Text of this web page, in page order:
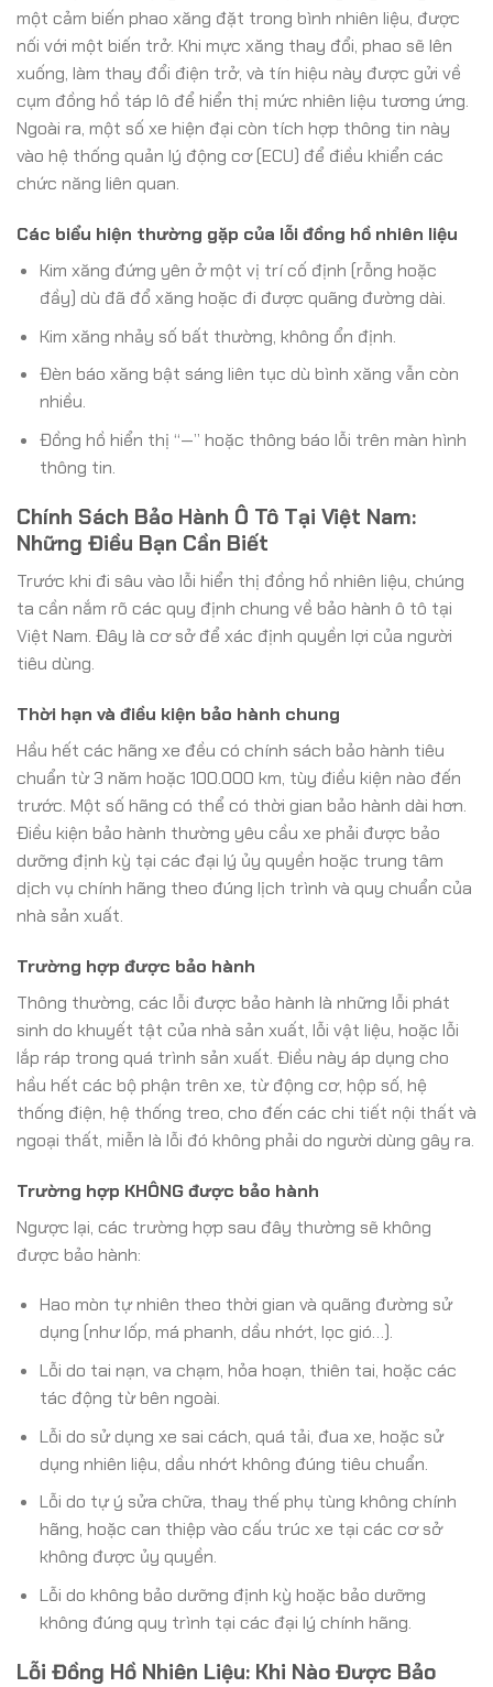
một cảm biến phao xăng đặt trong bình nhiên liệu, được
nối với một biến trở. Khi mực xăng thay đổi, phao sẽ lên
xuống, làm thay đổi điện trở, và tín hiệu này được gửi về
cụm đồng hồ táp lô để hiển thị mức nhiên liệu tương ứng.
Ngoài ra, một số xe hiện đại còn tích hợp thông tin này
vào hệ thống quản lý động cơ (ECU) để điều khiển các
chức năng liên quan.
Các biểu hiện thường gặp của lỗi đồng hồ nhiên liệu
Kim xăng đứng yên ở một vị trí cố định (rỗng hoặc
đầy) dù đã đổ xăng hoặc đi được quãng đường dài.
Kim xăng nhảy số bất thường, không ổn định.
Đèn báo xăng bật sáng liên tục dù bình xăng vẫn còn
nhiều.
Đồng hồ hiển thị “—” hoặc thông báo lỗi trên màn hình
thông tin.
Chính Sách Bảo Hành Ô Tô Tại Việt Nam:
Những Điều Bạn Cần Biết
Trước khi đi sâu vào lỗi hiển thị đồng hồ nhiên liệu, chúng
ta cần nắm rõ các quy định chung về bảo hành ô tô tại
Việt Nam. Đây là cơ sở để xác định quyền lợi của người
tiêu dùng.
Thời hạn và điều kiện bảo hành chung
Hầu hết các hãng xe đều có chính sách bảo hành tiêu
chuẩn từ 3 năm hoặc 100.000 km, tùy điều kiện nào đến
trước. Một số hãng có thể có thời gian bảo hành dài hơn.
Điều kiện bảo hành thường yêu cầu xe phải được bảo
dưỡng định kỳ tại các đại lý ủy quyền hoặc trung tâm
dịch vụ chính hãng theo đúng lịch trình và quy chuẩn của
nhà sản xuất.
Trường hợp được bảo hành
Thông thường, các lỗi được bảo hành là những lỗi phát
sinh do khuyết tật của nhà sản xuất, lỗi vật liệu, hoặc lỗi
lắp ráp trong quá trình sản xuất. Điều này áp dụng cho
hầu hết các bộ phận trên xe, từ động cơ, hộp số, hệ
thống điện, hệ thống treo, cho đến các chi tiết nội thất và
ngoại thất, miễn là lỗi đó không phải do người dùng gây ra.
Trường hợp KHÔNG được bảo hành
Ngược lại, các trường hợp sau đây thường sẽ không
được bảo hành:
Hao mòn tự nhiên theo thời gian và quãng đường sử
dụng (như lốp, má phanh, dầu nhớt, lọc gió…).
Lỗi do tai nạn, va chạm, hỏa hoạn, thiên tai, hoặc các
tác động từ bên ngoài.
Lỗi do sử dụng xe sai cách, quá tải, đua xe, hoặc sử
dụng nhiên liệu, dầu nhớt không đúng tiêu chuẩn.
Lỗi do tự ý sửa chữa, thay thế phụ tùng không chính
hãng, hoặc can thiệp vào cấu trúc xe tại các cơ sở
không được ủy quyền.
Lỗi do không bảo dưỡng định kỳ hoặc bảo dưỡng
không đúng quy trình tại các đại lý chính hãng.
Lỗi Đồng Hồ Nhiên Liệu: Khi Nào Được Bảo